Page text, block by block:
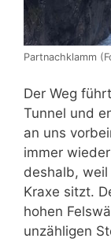
Partnachklamm
Der Weg
Tunnel und
an uns
immer
deshalb,
Kraxe sitzt.
hohen
unzähligen